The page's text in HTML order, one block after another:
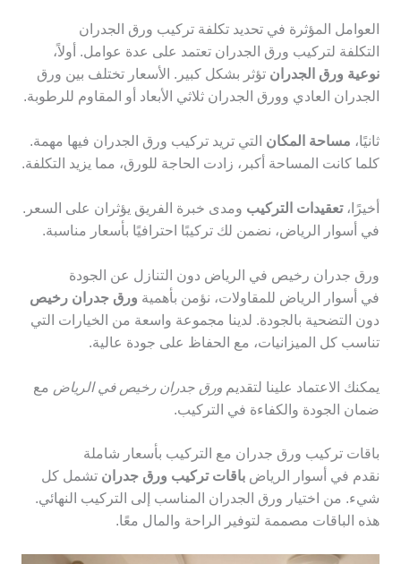
العوامل المؤثرة في تحديد تكلفة تركيب ورق الجدران
التكلفة لتركيب ورق الجدران تعتمد على عدة عوامل. أولاً،
نوعية ورق الجدران تؤثر بشكل كبير. الأسعار تختلف بين ورق
الجدران العادي وورق الجدران ثلاثي الأبعاد أو المقاوم للرطوبة.
ثانيًا، مساحة المكان التي تريد تركيب ورق الجدران فيها مهمة.
كلما كانت المساحة أكبر، زادت الحاجة للورق، مما يزيد التكلفة.
أخيرًا،تعقيدات التركيب ومدى خبرة الفريق يؤثران على السعر.
في أسوار الرياض، نضمن لك تركيبًا احترافيًا بأسعار مناسبة.
ورق جدران رخيص في الرياض دون التنازل عن الجودة
في أسوار الرياض للمقاولات، نؤمن بأهمية ورق جدران رخيص
دون التضحية بالجودة. لدينا مجموعة واسعة من الخيارات التي
تناسب كل الميزانيات، مع الحفاظ على جودة عالية.
يمكنك الاعتماد علينا لتقديم ورق جدران رخيص في الرياض مع
ضمان الجودة والكفاءة في التركيب.
باقات تركيب ورق جدران مع التركيب بأسعار شاملة
نقدم في أسوار الرياض باقات تركيب ورق جدران تشمل كل
شيء. من اختيار ورق الجدران المناسب إلى التركيب النهائي.
هذه الباقات مصممة لتوفير الراحة والمال معًا.